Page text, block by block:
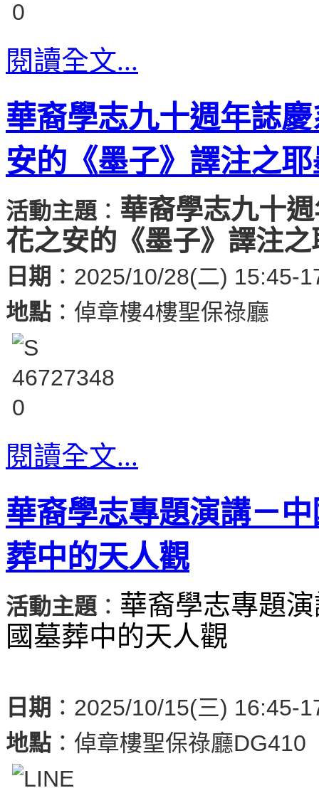
閱讀全文...
華裔學志九十週年誌
安的《墨子》譯注之
活動主題： 華裔學志九十
花之安的《墨子》譯注
日期 ：2025/10/28(二) 15:45-
地點 ： 倬章樓4樓聖保祿廳
閱讀全文...
華裔學志專題演講－
葬中的天人觀
活動主題： 華裔學志專題
國墓葬中的天人觀
日期 ：2025/10/15(三) 16:45-
地點 ： 倬章樓聖保祿廳DG410